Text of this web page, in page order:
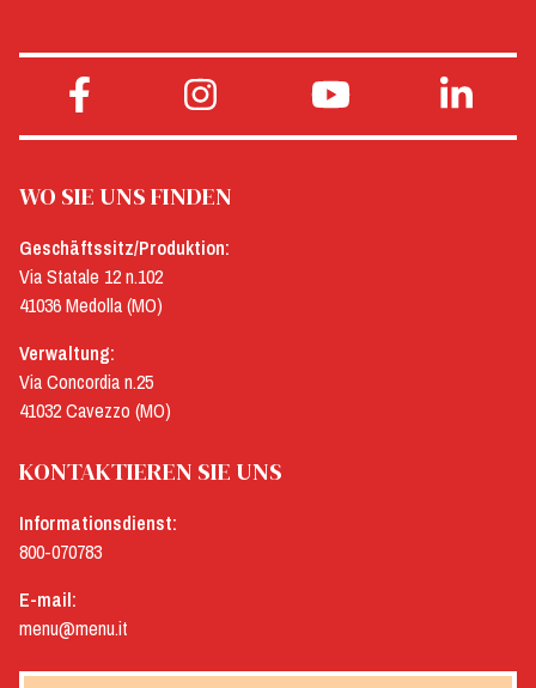
WO SIE UNS FINDEN
Geschäftssitz/Produktion:
Via Statale 12 n.102
41036 Medolla (MO)
Verwaltung:
Via Concordia n.25
41032 Cavezzo (MO)
KONTAKTIEREN SIE UNS
Informationsdienst:
800-070783
E-mail:
menu@menu.it